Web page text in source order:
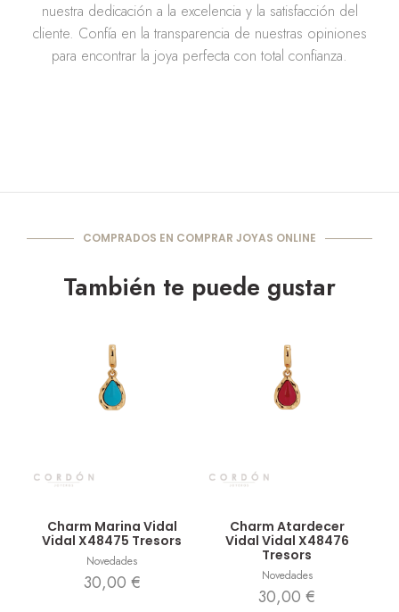
nuestra dedicación a la excelencia y la satisfacción del
cliente. Confía en la transparencia de nuestras opiniones
para encontrar la joya perfecta con total confianza.
COMPRADOS EN COMPRAR JOYAS ONLINE
También te puede gustar
Charm Marina Vidal
Vidal X48475 Tresors
Novedades
30,00 €
Charm Atardecer
Vidal Vidal X48476
Tresors
Novedades
30,00€